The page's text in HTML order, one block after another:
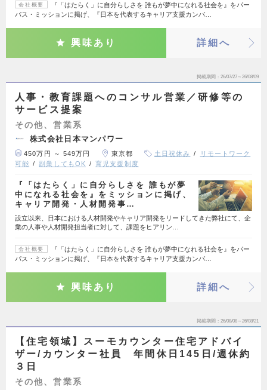
会社概要
『「はたらく」に自分らしさを 誰もが夢中になれる社会を』をパー
パス・ミッションに掲げ、『日本を代表するキャリア支援カンパ…
興味あり 詳細へ
掲載期間 26/07/27～26/08/09
人事・教育課題へのコンサル営業／研修等の
サービス提案
その他、営業系
株式会社日本マンパワー
450万円 ～ 549万円 東京都 土日祝休み
リモートワーク
可能
副業してもOK 育児支援制度
『「はたらく」に自分らしさを 誰もが夢
中になれる社会を』をミッションに掲げ、
キャリア開発・人材開発事…
設立以来、日本における人材開発やキャリア開発をリードしてきた弊社にて、企
業の人事や人材開発担当者に対して、課題をヒアリン…
会社概要
『「はたらく」に自分らしさを 誰もが夢中になれる社会を』をパー
パス・ミッションに掲げ、『日本を代表するキャリア支援カンパ…
興味あり 詳細へ
掲載期間 26/08/08～26/08/21
【住宅領域】スーモカウンター住宅アドバイ
ザー/カウンター社員 年間休日145日/週休約
３日
その他、営業系